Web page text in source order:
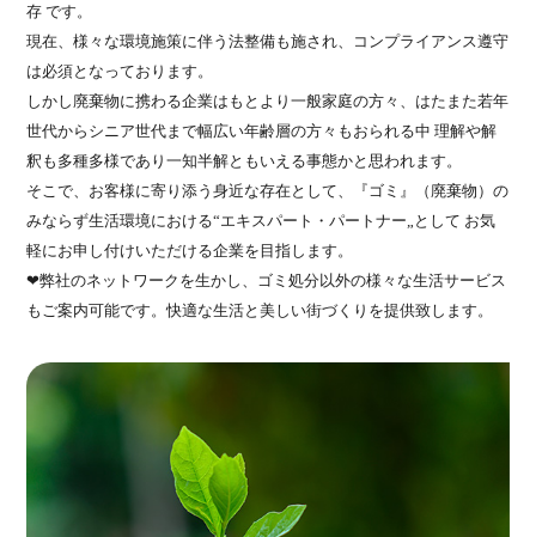
存 です。
現在、様々な環境施策に伴う法整備も施され、コンプライアンス遵守
は必須となっております。
しかし廃棄物に携わる企業はもとより一般家庭の方々、はたまた若年
世代からシニア世代まで幅広い年齢層の方々もおられる中 理解や解
釈も多種多様であり一知半解ともいえる事態かと思われます。
そこで、お客様に寄り添う身近な存在として、『ゴミ』（廃棄物）の
みならず生活環境における“エキスパート・パートナー„として お気
軽にお申し付けいただける企業を目指します。
❤弊社のネットワークを生かし、ゴミ処分以外の様々な生活サービス
もご案内可能です。快適な生活と美しい街づくりを提供致します。